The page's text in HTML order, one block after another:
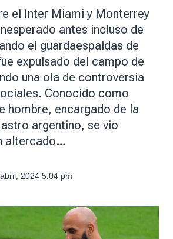
el Inter Miami y Monterrey
antes incluso de
el guardaespaldas de
expulsado del campo de
una ola de controversia
Conocido como
hombre, encargado de la
argentino, se vio
altercado…
2024 5:04 pm